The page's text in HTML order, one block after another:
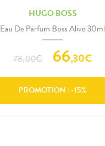
HUGO BOSS
Eau De Parfum Boss Alive 30ml
78,00€ 66,30€
PROMOTION : -15%